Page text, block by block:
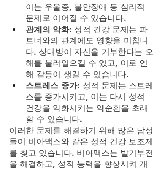
이는 우울증, 불안장애 등 심리적
문제로 이어질 수 있습니다.
관계의 악화: 성적 건강 문제는 파
트너와의 관계에도 영향을 미칩니
다. 상대방이 자신을 거부한다는 오
해를 불러일으킬 수 있고, 이로 인
해 갈등이 생길 수 있습니다.
스트레스 증가: 성적 문제는 스트레
스를 증가시키고, 이는 다시 성적
건강을 악화시키는 악순환을 초래
할 수 있습니다.
이러한 문제를 해결하기 위해 많은 남성
들이 비아맥스와 같은 성적 건강 보조제
를 찾고 있습니다. 비아맥스는 발기부전
을 해결하고, 성적 능력을 향상시켜 개